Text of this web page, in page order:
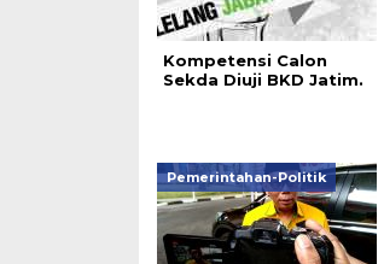
Kompetensi Calon
Sekda Diuji BKD Jatim.
Pemerintahan-Politik